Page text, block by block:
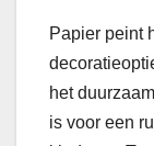
Papier peint
het
is voor een